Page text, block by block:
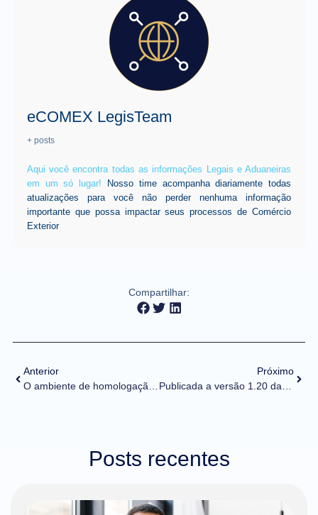
eCOMEX LegisTeam
+ posts
Aqui você encontra todas as informações Legais e Aduaneiras
em um só lugar! Nosso time acompanha diariamente todas
atualizações para você não perder nenhuma informação
importante que possa impactar seus processos de Comércio
Exterior
Compartilhar:
Anterior
Próximo
Posts recentes